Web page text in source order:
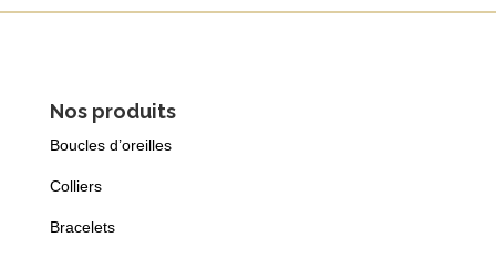
Nos produits
Boucles d’oreilles
Colliers
Bracelets